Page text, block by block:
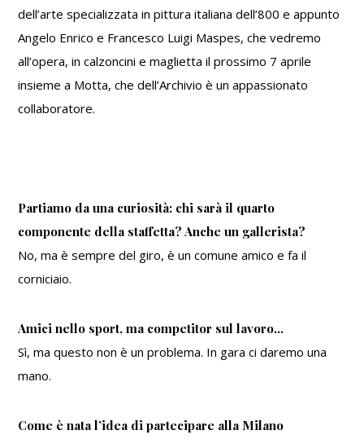
dell’arte specializzata in pittura italiana dell’800 e appunto
Angelo Enrico e Francesco Luigi Maspes, che vedremo
all’opera, in calzoncini e maglietta il prossimo 7 aprile
insieme a Motta, che dell’Archivio è un appassionato
collaboratore.
Partiamo da una curiosità: chi sarà il quarto
componente della staffetta? Anche un gallerista?
No, ma è sempre del giro, è un comune amico e fa il
corniciaio.
Amici nello sport, ma competitor sul lavoro…
Sì, ma questo non è un problema. In gara ci daremo una
mano.
Come è nata l’idea di partecipare alla Milano